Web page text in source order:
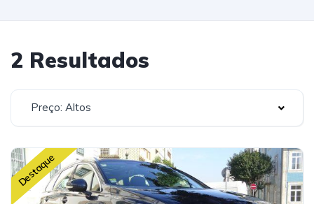
2 Resultados
Preço: Altos
Destaque